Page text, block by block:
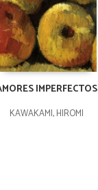
IMPERFECTOS
KAWAKAMI, HIROMI